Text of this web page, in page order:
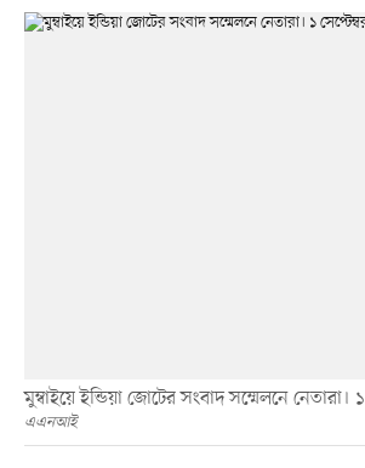
মুম্বাইয়ে ইন্ডিয়া জোটের সংবাদ সম্মেলনে নেতারা। ১
এএনআই